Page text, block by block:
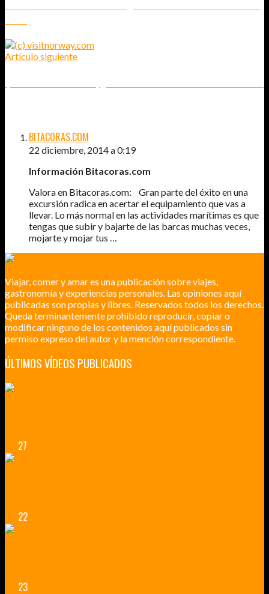
Artículo siguiente
BITACORAS.COM
22 diciembre, 2014 a 0:19
Información Bitacoras.com
Valora en Bitacoras.com: Gran parte del éxito en una
excursión radica en acertar el equipamiento que vas a
llevar. Lo más normal en las actividades marítimas es que
tengas que subir y bajarte de las barcas muchas veces,
mojarte y mojar tus …
Viajar, comer y amar es una publicación sobre viajes,
gastronomía y experiencias personales. Las opiniones aquí
publicadas son propias y libres. Reservados todos los derechos.
Queda terminantemente prohibido reproducir, copiar o
modificar ninguno de los contenidos aquí publicados sin
permiso expreso del autor y la mención correspondiente.
ÚLTIMOS VÍDEOS PUBLICADOS
27
22
23